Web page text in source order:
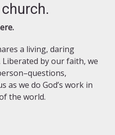
a living, daring
Liberated by our faith, we
as we do God’s work in
the world.